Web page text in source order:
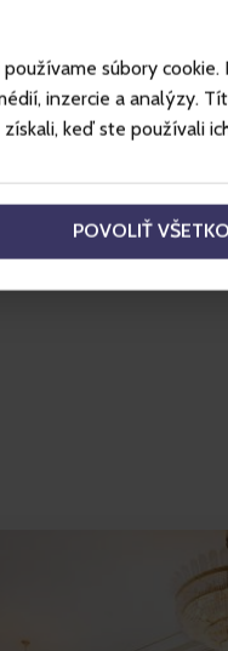
súbory cookie.
inzercie a analýzy.
keď ste používali
POVOLIŤ VŠETKO